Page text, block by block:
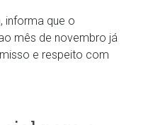
informa que o
mês de novembro já
e respeito com